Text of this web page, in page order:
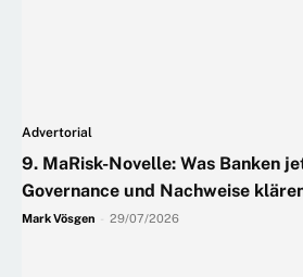
Advertorial
9. MaRisk-Novelle: Was Banken
Governance und Nachweise
Mark Vösgen 29/07/2026